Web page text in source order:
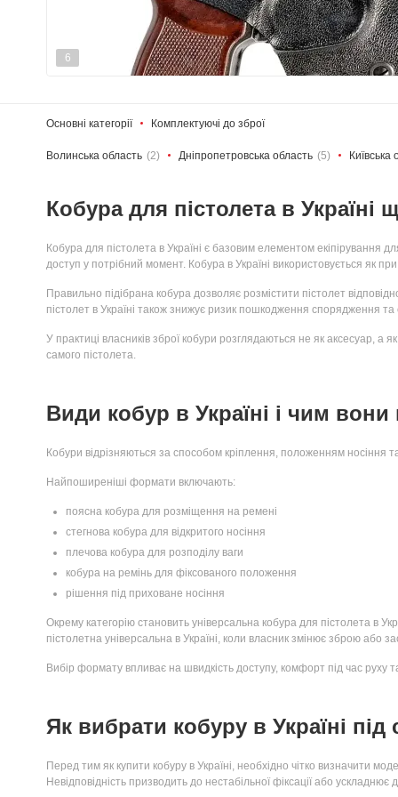
6
Основні категорії Комплектуючі до зброї
Волинська область (2) Дніпропетровська область (5) Київська
Кобура для пістолета в Україні
Кобура для пістолета в Україні є базовим елементом екіпірування
доступ у потрібний момент. Кобура в Україні використовується як
Правильно підібрана кобура дозволяє розмістити пістолет
пістолет в Україні також знижує ризик пошкодження спорядження та
У практиці власників зброї кобури розглядаються не як аксесуар,
самого пістолета.
Види кобур в Україні і чим вони
Кобури відрізняються за способом кріплення, положенням носіння
Найпоширеніші формати включають:
поясна кобура для розміщення на ремені
стегнова кобура для відкритого носіння
плечова кобура для розподілу ваги
кобура на ремінь для фіксованого положення
рішення під приховане носіння
Окрему категорію становить універсальна кобура для пістолета в
пістолетна універсальна в Україні, коли власник змінює зброю або
Вибір формату впливає на швидкість доступу, комфорт під час руху
Як вибрати кобуру в Україні
Перед тим як купити кобуру в Україні, необхідно чітко визначити
Невідповідність призводить до нестабільної фіксації або ускладнює